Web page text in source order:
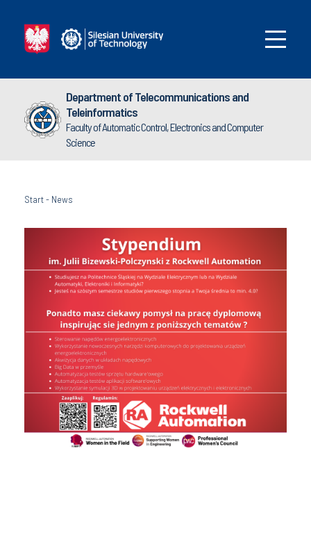
Department of Telecommunications and
Teleinformatics
Faculty of Automatic Control, Electronics and Computer
Science
Start- News